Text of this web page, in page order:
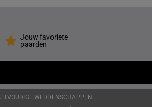
Jouw favoriete
paarden
WEDDENSCHAPPEN